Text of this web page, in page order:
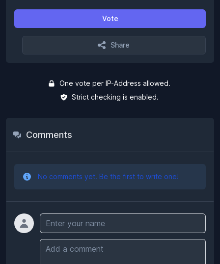
Vote
Share
One vote per IP-Address allowed.
Strict checking is enabled.
Comments
No comments yet. Be the first to write one!
Name
Comment